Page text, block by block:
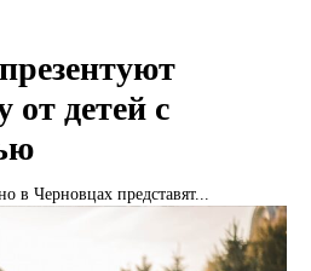
от детей с
в Черновцах представят...